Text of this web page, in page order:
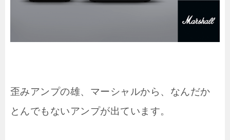
歪みアンプの雄、マーシャルから、なんだか
とんでもないアンプが出ています。